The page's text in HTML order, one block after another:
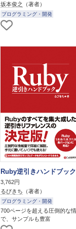
坂本俊之 （著者）
プログラミング・開発
Ruby逆引きハンドブック
3,762円
るびきち （著者）
プログラミング・開発
700ページを超える圧倒的な
で、サンプルも豊富